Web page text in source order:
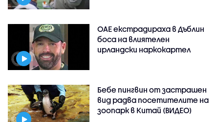
ОАЕ екстрадираха в Дъблин
боса на влиятелен
ирландски наркокартел
Бебе пингвин от застрашен
вид радва посетителите на
зоопарк в Китай (ВИДЕО)